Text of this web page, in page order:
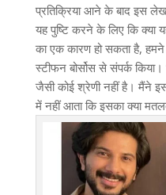
प्रतिक्रिया आने के बाद इस
यह पुष्टि करने के लिए कि क्या
का एक कारण हो सकता है,
स्टीफन बोर्सोस से संपर्क
जैसी कोई श्रेणी नहीं है। मैंने
में नहीं आता कि इसका क्या